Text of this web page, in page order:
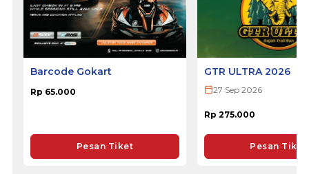
Barcode Gokart
Rp 65.000
Pesan Tiket
GTR ULTRA 2026
27 Sep 2026
Rp 275.000
Pesan Tiket